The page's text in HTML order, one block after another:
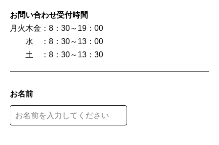
お問い合わせ受付時間
月火木金：8：30～19：00
水 ：8：30～13：00
土 ：8：30～13：30
お名前